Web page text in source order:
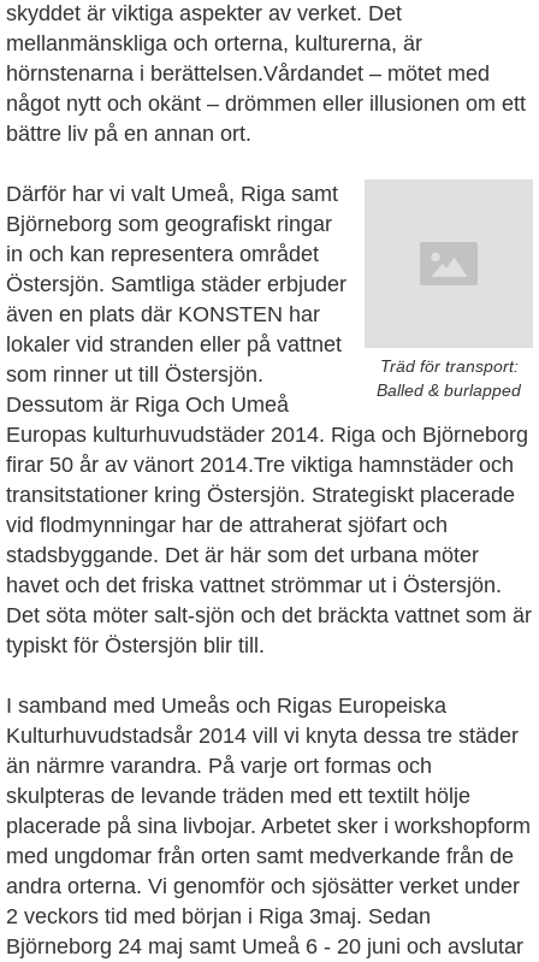
skyddet är viktiga aspekter av verket. Det
mellanmänskliga och orterna, kulturerna, är
hörnstenarna i berättelsen.Vårdandet – mötet med
något nytt och okänt – drömmen eller illusionen om ett
bättre liv på en annan ort.
Träd för transport:
Balled & burlapped
Därför har vi valt Umeå, Riga samt
Björneborg som geografiskt ringar
in och kan representera området
Östersjön. Samtliga städer erbjuder
även en plats där KONSTEN har
lokaler vid stranden eller på vattnet
som rinner ut till Östersjön.
Dessutom är Riga Och Umeå
Europas kulturhuvudstäder 2014. Riga och Björneborg
firar 50 år av vänort 2014.Tre viktiga hamnstäder och
transitstationer kring Östersjön. Strategiskt placerade
vid flodmynningar har de attraherat sjöfart och
stadsbyggande. Det är här som det urbana möter
havet och det friska vattnet strömmar ut i Östersjön.
Det söta möter salt-sjön och det bräckta vattnet som är
typiskt för Östersjön blir till.
I samband med Umeås och Rigas Europeiska
Kulturhuvudstadsår 2014 vill vi knyta dessa tre städer
än närmre varandra. På varje ort formas och
skulpteras de levande träden med ett textilt hölje
placerade på sina livbojar. Arbetet sker i workshopform
med ungdomar från orten samt medverkande från de
andra orterna. Vi genomför och sjösätter verket under
2 veckors tid med början i Riga 3maj. Sedan
Björneborg 24 maj samt Umeå 6 - 20 juni och avslutar